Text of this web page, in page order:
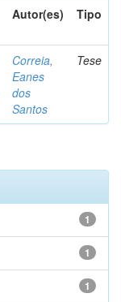
Autor(es) Tipo
Correia,
Eanes
dos
Santos
Tese
1
1
1